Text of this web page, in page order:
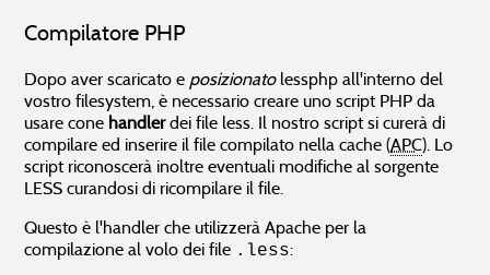
Compilatore PHP
Dopo aver scaricato e posizionatolessphp all'interno del
vostro filesystem, è necessario creare uno script PHP da
usare cone handlerdei file less. Il nostro script si curerà di
compilare ed inserire il file compilato nella cache (APC). Lo
script riconoscerà inoltre eventuali modifiche al sorgente
LESS curandosi di ricompilare il file.
Questo è l'handler che utilizzerà Apache per la
compilazione al volo dei file .less: